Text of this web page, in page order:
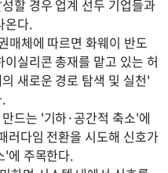
할 경우 업계 선두 기업들과
온다.
매체에 따르면 화웨이 반도
실리콘 총재를 맡고 있는 허
새로운 경로 탐색 및 실천'
드는 '기하·공간적 축소'에
러다임 전환을 시도해 신호가
'에 주목한다.